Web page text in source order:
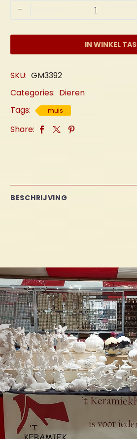
-
Muis
IN WINKEL TAS
SKU: GM3392
Categories: Dieren
Tags:
muis
Share:
BESCHRIJVING